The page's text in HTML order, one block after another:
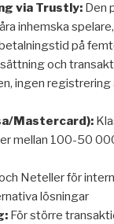
via Trustly: Den
inhemska
på
och
ingen
Mastercard):
mellan 100-50
Neteller för
lösningar
För större